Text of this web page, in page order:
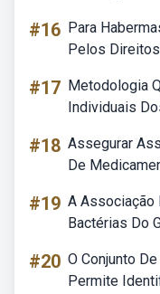
#16 Para
Pelos
#17 Metodologia
Individuais
#18 Assegurar
De
#19 A Associação
Bactérias Do
#20 O Conjunto
Permite